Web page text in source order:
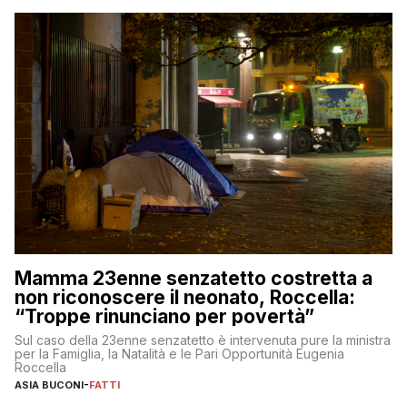
Mamma 23enne senzatetto costretta a
non riconoscere il neonato, Roccella:
“Troppe rinunciano per povertà”
Sul caso della 23enne senzatetto è intervenuta pure la ministra
per la Famiglia, la Natalità e le Pari Opportunità Eugenia
Roccella
ASIA BUCONI-FATTI